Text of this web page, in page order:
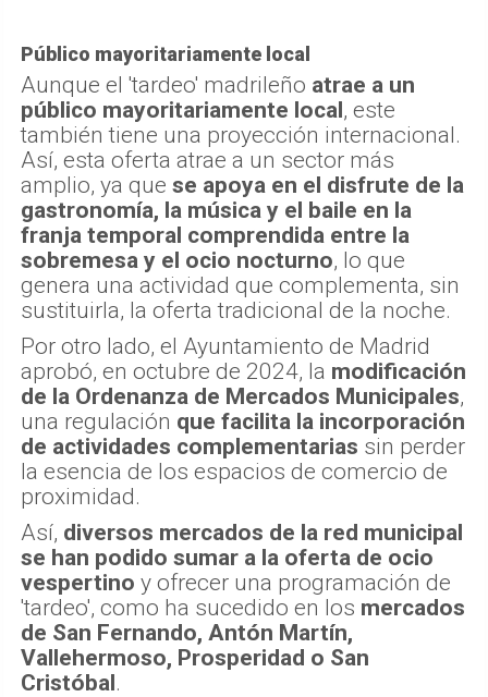
Público mayoritariamente local
Aunque el 'tardeo' madrileño atrae a un
público mayoritariamente local, este
también tiene una proyección internacional.
Así, esta oferta atrae a un sector más
amplio, ya que se apoya en el disfrute de la
gastronomía, la música y el baile en la
franja temporal comprendida entre la
sobremesa y el ocio nocturno, lo que
genera una actividad que complementa, sin
sustituirla, la oferta tradicional de la noche.
Por otro lado, el Ayuntamiento de Madrid
aprobó, en octubre de 2024, la modificación
de la Ordenanza de Mercados Municipales,
una regulación que facilita la incorporación
de actividades complementarias sin perder
la esencia de los espacios de comercio de
proximidad.
Así, diversos mercados de la red municipal
se han podido sumar a la oferta de ocio
vespertino y ofrecer una programación de
'tardeo', como ha sucedido en los mercados
de San Fernando, Antón Martín,
Vallehermoso, Prosperidad o San
Cristóbal.